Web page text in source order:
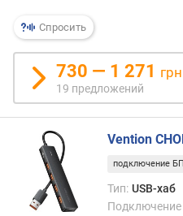
Спросить
730 — 1 271
19 предложений
Vention
подключение БП
Тип: USB-хаб
Подключение